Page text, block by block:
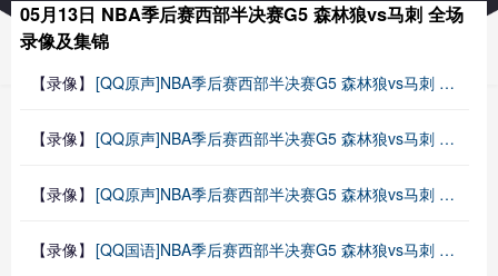
05月13日 NBA季后赛西部半决赛G5 森林狼vs马刺 全场
录像及集锦
【录像】 [QQ原声]NBA季后赛西部半决赛G5 森林狼vs马刺 第二节 录像
【录像】 [QQ原声]NBA季后赛西部半决赛G5 森林狼vs马刺 第一节 录像
【录像】 [QQ原声]NBA季后赛西部半决赛G5 森林狼vs马刺 全场录像回放
【录像】 [QQ国语]NBA季后赛西部半决赛G5 森林狼vs马刺 第四节 录像